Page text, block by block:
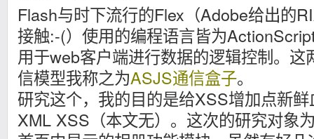
Flash与时下流行的Flex（Adobe给出的
接触:-(）使用的编程语言皆为
用于web客户端进行数据的逻辑控制。这
信模型我称之为ASJS通信盒子。
研究这个，我的目的是给XSS增加点新
XML XSS（本文无）。这次的研究对象